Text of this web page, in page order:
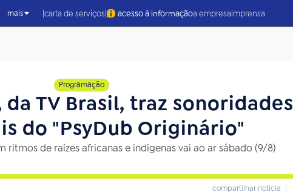
mais |carta de serviços| acesso à informaçãoa empresaimprensa
Programação
da TV Brasil, traz sonoridades
do "PsyDub Originário"
ritmos de raízes africanas e indígenas vai ao ar sábado (9/8)
compartilhar notícia